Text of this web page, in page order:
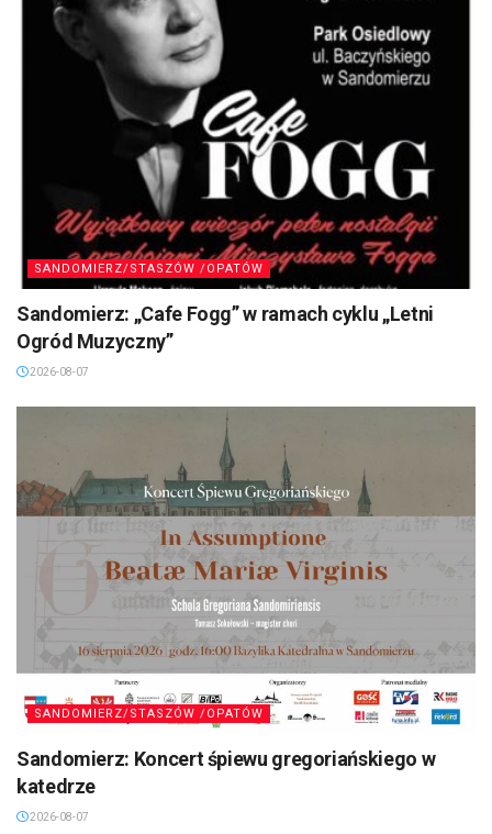
SANDOMIERZ/STASZÓW /OPATÓW
Sandomierz: „Cafe Fogg” w ramach cyklu „Letni
Ogród Muzyczny”
2026-08-07
SANDOMIERZ/STASZÓW /OPATÓW
Sandomierz: Koncert śpiewu gregoriańskiego w
katedrze
2026-08-07